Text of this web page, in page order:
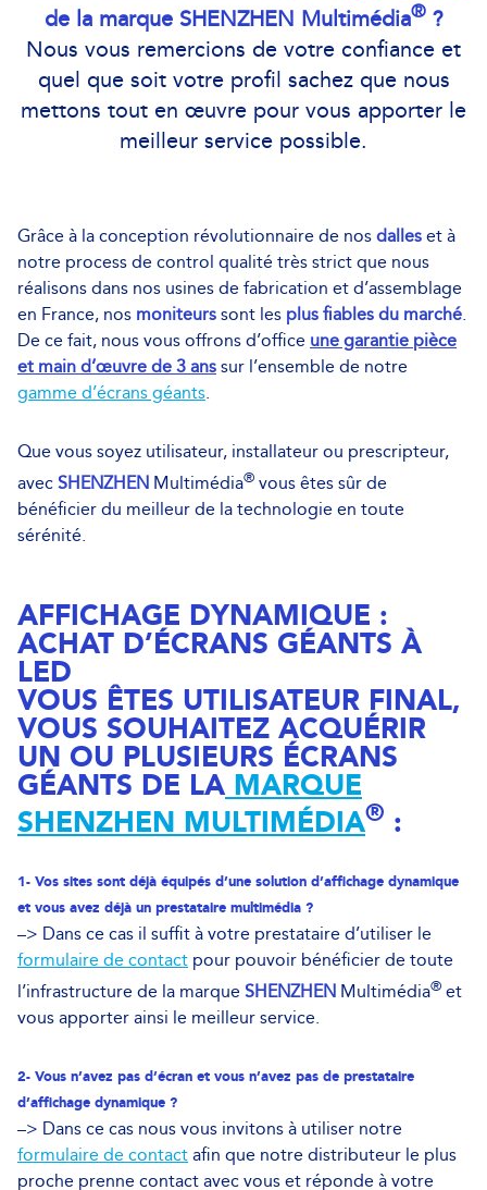
de la marque SHENZHEN Multimédia®?
Nous vous remercions de votre confiance et
quel que soit votre profil sachez que nous
mettons tout en œuvre pour vous apporter le
meilleur service possible.
Grâce à la conception révolutionnaire de nos dalles et à
notre process de control qualité très strict que nous
réalisons dans nos usines de fabrication et d’assemblage
en France, nos moniteurs sont les plus fiables du marché
De ce fait, nous vous offrons d’office une garantie pièce
et main d’œuvre de 3 ans sur l’ensemble de notre
gamme d’écrans géants
Que vous soyez utilisateur, installateur ou prescripteur,
avec SHENZHEN Multimédia® vous êtes sûr de
bénéficier du meilleur de la technologie en toute
sérénité.
AFFICHAGE DYNAMIQUE :
ACHAT D’ÉCRANS GÉANTS À
LED
VOUS ÊTES UTILISATEUR FINAL,
VOUS SOUHAITEZ ACQUÉRIR
UN OU PLUSIEURS ÉCRANS
GÉANTS DE LA MARQUE
SHENZHEN MULTIMÉDIA® :
1- Vos sites sont déjà équipés d’une solution d’affichage dynamique
et vous avez déjà un prestataire multimédia ?
–> Dans ce cas il suffit à votre prestataire d’utiliser le
formulaire de contact pour pouvoir bénéficier de toute
l’infrastructure de la marque SHENZHEN Multimédia® et
vous apporter ainsi le meilleur service.
2- Vous n’avez pas d’écran et vous n’avez pas de prestataire
d’affichage dynamique ?
–> Dans ce cas nous vous invitons à utiliser notre
formulaire de contact afin que notre distributeur le plus
proche prenne contact avec vous et réponde à votre